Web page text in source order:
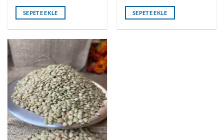
SEPETE EKLE SEPETE EKLE